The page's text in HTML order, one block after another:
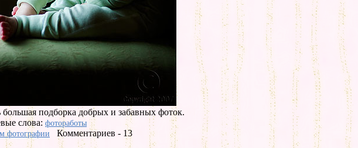
подборка добрых и забавных фоток.
слова: фотоработы
фотографии
Комментариев - 13